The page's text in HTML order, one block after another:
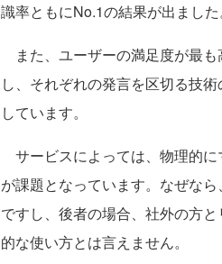
識率ともにNo.1の結果が出ました
また、ユーザーの満足度が最
し、それぞれの発言を区切る技
しています。
サービスによっては、物理的
が課題となっています。なぜな
ですし、後者の場合、社外の方
的な使い方とは言えません。